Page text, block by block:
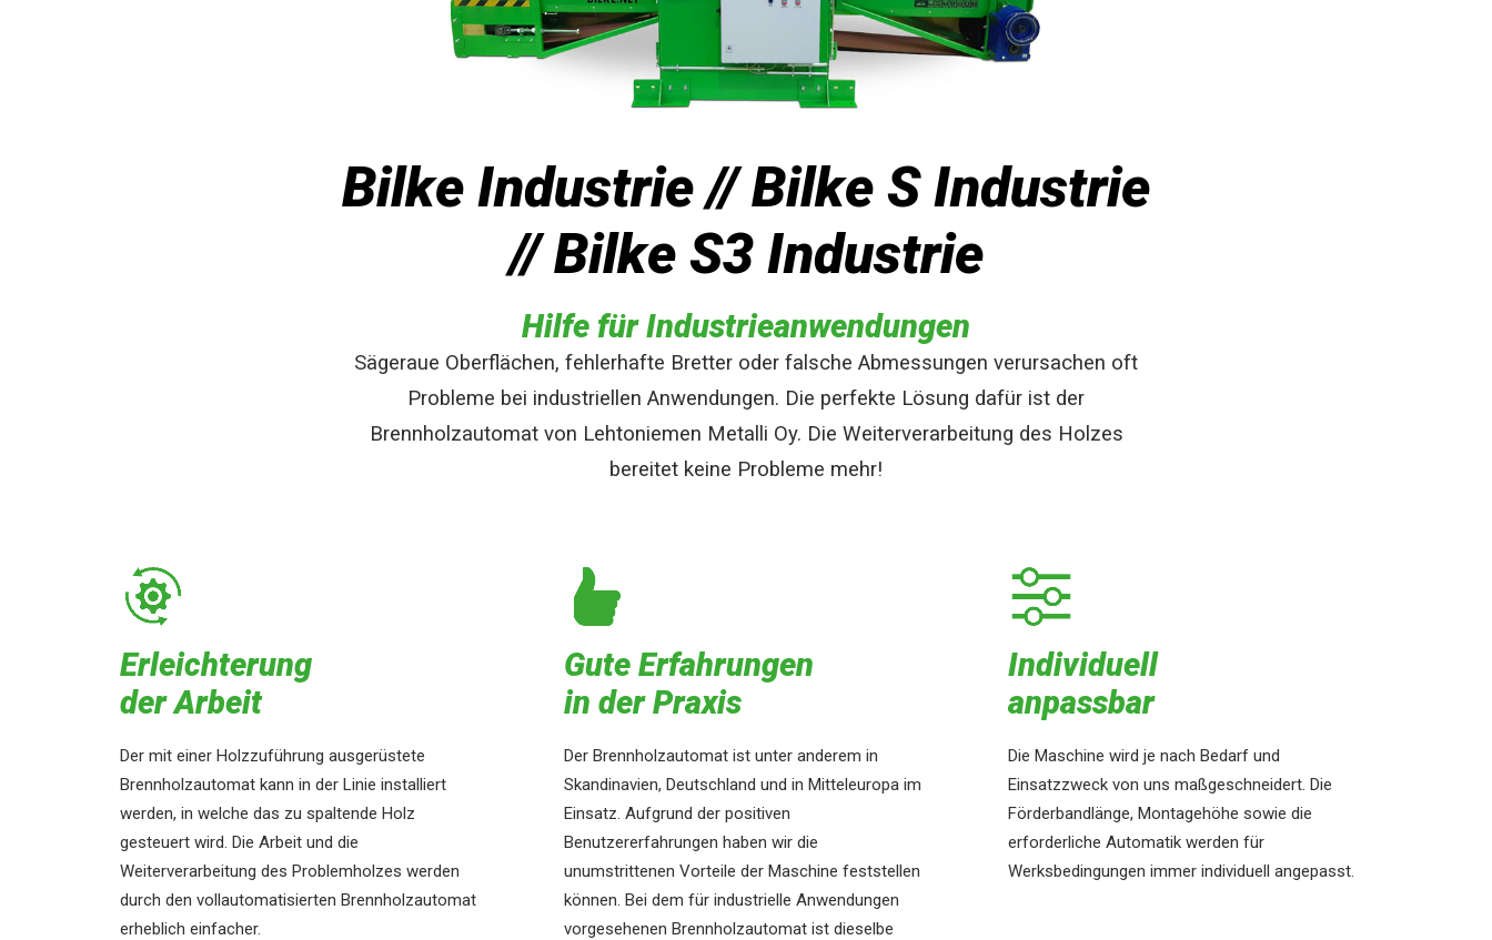
Bilke Industrie // Bilke S Industrie
// Bilke S3 Industrie
Hilfe für Industrieanwendungen
Sägeraue Oberflächen, fehlerhafte Bretter oder falsche Abmessungen verursachen oft
Probleme bei industriellen Anwendungen. Die perfekte Lösung dafür ist der
Brennholzautomat von Lehtoniemen Metalli Oy. Die Weiterverarbeitung des Holzes
bereitet keine Probleme mehr!
Erleichterung
der Arbeit
Der mit einer Holzzuführung ausgerüstete
Brennholzautomat kann in der Linie installiert
werden, in welche das zu spaltende Holz
gesteuert wird. Die Arbeit und die
Weiterverarbeitung des Problemholzes werden
durch den vollautomatisierten Brennholzautomat
erheblich einfacher.
Gute Erfahrungen
in der Praxis
Der Brennholzautomat ist unter anderem in
Skandinavien, Deutschland und in Mitteleuropa im
Einsatz. Aufgrund der positiven
Benutzererfahrungen haben wir die
unumstrittenen Vorteile der Maschine feststellen
können. Bei dem für industrielle Anwendungen
vorgesehenen Brennholzautomat ist dieselbe
Individuell
anpassbar
Die Maschine wird je nach Bedarf und
Einsatzzweck von uns maßgeschneidert. Die
Förderbandlänge, Montagehöhe sowie die
erforderliche Automatik werden für
Werksbedingungen immer individuell angepasst.